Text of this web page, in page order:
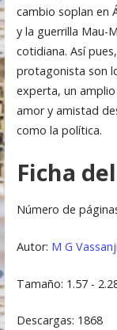
cambio soplan en
y la guerrilla Mau-
cotidiana. Así
protagonista son
experta, un
amor y amistad
como la política.
Ficha
Número de
Autor: M G Vassanji
Tamaño: 1.57 -
Descargas: 1868